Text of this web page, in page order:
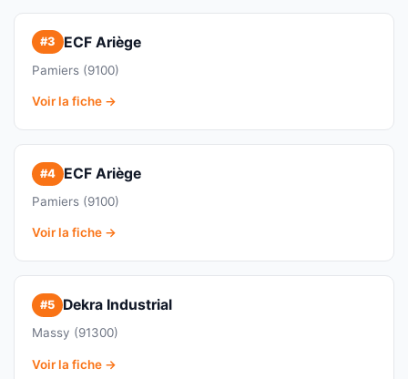
#3 ECF Ariège
Pamiers (9100)
Voir la fiche →
#4 ECF Ariège
Pamiers (9100)
Voir la fiche →
#5 Dekra Industrial
Massy (91300)
Voir la fiche →